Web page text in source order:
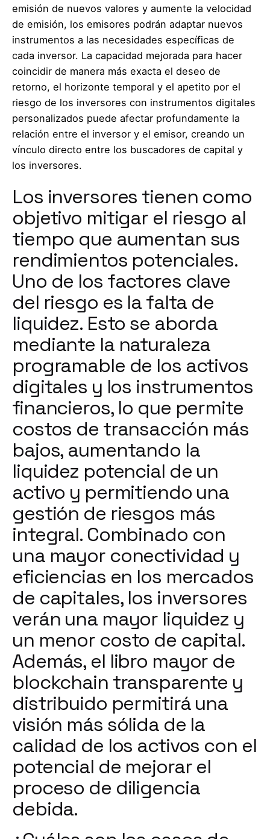
emisión de nuevos valores y aumente la velocidad
de emisión, los emisores podrán adaptar nuevos
instrumentos a las necesidades específicas de
cada inversor. La capacidad mejorada para hacer
coincidir de manera más exacta el deseo de
retorno, el horizonte temporal y el apetito por el
riesgo de los inversores con instrumentos digitales
personalizados puede afectar profundamente la
relación entre el inversor y el emisor, creando un
vínculo directo entre los buscadores de capital y
los inversores.
Los inversores tienen como
objetivo mitigar el riesgo al
tiempo que aumentan sus
rendimientos potenciales.
Uno de los factores clave
del riesgo es la falta de
liquidez. Esto se aborda
mediante la naturaleza
programable de los activos
digitales y los instrumentos
financieros, lo que permite
costos de transacción más
bajos, aumentando la
liquidez potencial de un
activo y permitiendo una
gestión de riesgos más
integral. Combinado con
una mayor conectividad y
eficiencias en los mercados
de capitales, los inversores
verán una mayor liquidez y
un menor costo de capital.
Además, el libro mayor de
blockchain transparente y
distribuido permitirá una
visión más sólida de la
calidad de los activos con el
potencial de mejorar el
proceso de diligencia
debida.